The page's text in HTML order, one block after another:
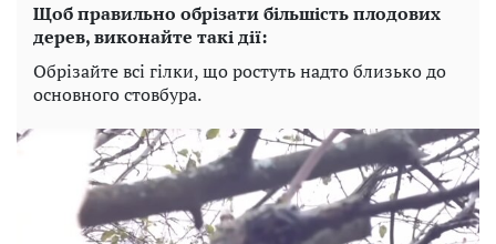
Щоб правильно обрізати більшість плодових
дерев, виконайте такі дії:
Обрізайте всі гілки, що ростуть надто близько до
основного стовбура.